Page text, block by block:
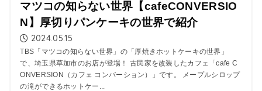
マツコの知らない世界【cafeCONVERSIO
N】厚切りパンケーキの世界で紹介
2024.05.15
TBS「マツコの知らない世界」の「厚焼きホットケーキの世界」
で、埼玉県草加市のお店が登場！ 古民家を改装したカフェ「cafe C
ONVERSION（カフェ コンバーション）」です。 メープルシロップ
の滝ができるホットケー...